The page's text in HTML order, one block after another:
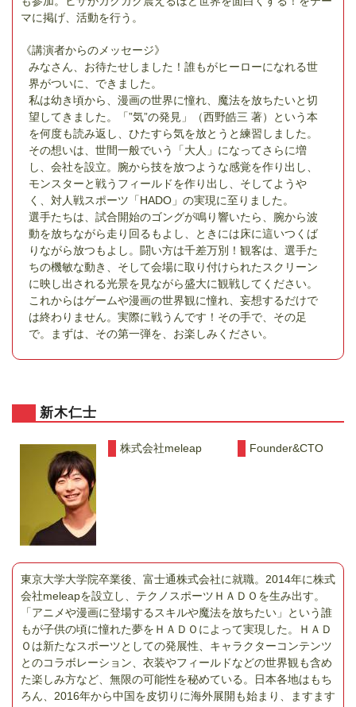
マに掲げ、活動を行う。
《講演者からのメッセージ》
みなさん、お待たせしました！誰もがヒーローになれる世
界がついに、できました。
私は幼き頃から、漫画の世界に憧れ、魔法を放ちたいと切
望してきました。「”気”の発見」（西野皓三 著）という本
を何度も読み返し、ひたすら気を放とうと練習しました。
その想いは、世間一般でいう「大人」になってさらに増
し、会社を設立。腕から技を放つような感覚を作り出し、
モンスターと戦うフィールドを作り出し、そしてようや
く、対人戦スポーツ「HADO」の実現に至りました。
選手たちは、試合開始のゴングが鳴り響いたら、腕から波
動を放ちながら走り回るもよし、ときには床に這いつくば
りながら放つもよし。闘い方は千差万別！観客は、選手た
ちの機敏な動き、そして会場に取り付けられたスクリーン
に映し出される光景を見ながら盛大に観戦してください。
これからはゲームや漫画の世界観に憧れ、妄想するだけで
は終わりません。実際に戦うんです！その手で、その足
で。まずは、その第一弾を、お楽しみください。
新木仁士
株式会社meleap Founder&CTO
東京大学大学院卒業後、富士通株式会社に就職。2014年に株式
会社meleapを設立し、テクノスポーツＨＡＤＯを生み出す。
「アニメや漫画に登場するスキルや魔法を放ちたい」という誰
もが子供の頃に憧れた夢をＨＡＤＯによって実現した。ＨＡＤ
Ｏは新たなスポーツとしての発展性、キャラクターコンテンツ
とのコラボレーション、衣装やフィールドなどの世界観も含め
た楽しみ方など、無限の可能性を秘めている。日本各地はもち
ろん、2016年から中国を皮切りに海外展開も始まり、ますます